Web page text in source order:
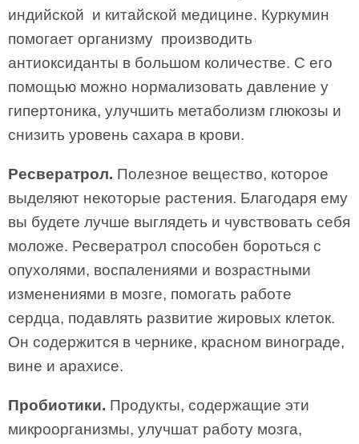
индийской и китайской медицине. Куркумин
помогает организму производить
антиоксидан­ты в большом количестве. С его
помощью можно нормализовать давление у
гипертоника, улучшить метаболизм глюкозы и
снизить уровень сахара в крови.
Ресвератрол. Полезное вещество, которое
выделяют некоторые растения. Благодаря ему
вы будете лучше выглядеть и чувствовать себя
моложе. Ресвератрол способен бороться с
опухолями, воспалениями и возрастными
изменениями в мозге, помогать работе
сердца, подавлять развитие жировых клеток.
Он содержится в чернике, красном винограде,
вине и арахисе.
Пробиотики. Продукты, содержащие эти
микроорганизмы, улучшат работу мозга,